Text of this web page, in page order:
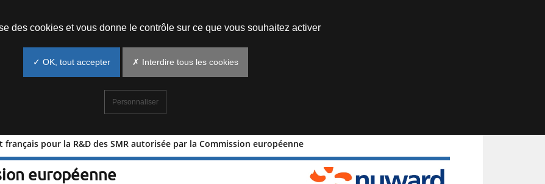
français pour la R&D des SMR autorisée par la Commission européenne
l’État français pour la R&D des SMR
européenne
des cookies et vous donne le contrôle sur ce que vous souhaitez activer
✓ OK, tout accepter ✗ Interdire tous les cookies
Personnaliser